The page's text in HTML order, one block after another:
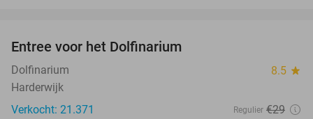
Entree voor het Dolfinarium
Dolfinarium 8.5 star
Harderwijk
Verkocht: 21.371
Regulier €29